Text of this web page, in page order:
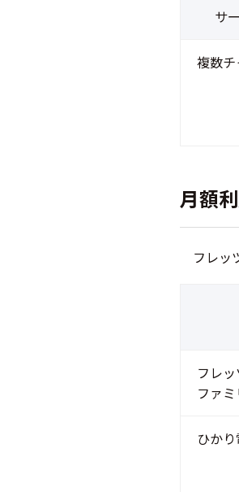
サ
複数
月額
フレッ
フレ
ファ
ひか